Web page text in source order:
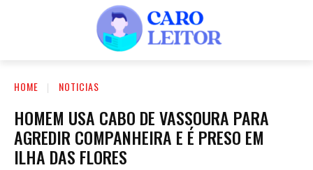
HOME NOTICIAS
HOMEM USA CABO DE VASSOURA PARA
AGREDIR COMPANHEIRA E É PRESO EM
ILHA DAS FLORES